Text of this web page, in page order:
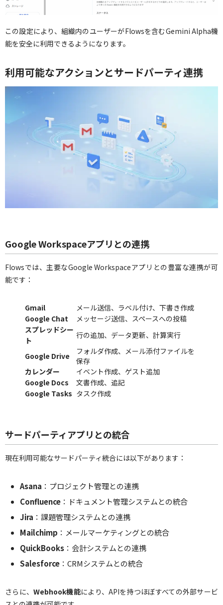
この設定により、組織内のユーザーがFlowsを含むGemini Alpha機
能を安全に利用できるようになります。
利用可能なアクションとサードパーティ連携
Google Workspaceアプリとの連携
Flowsでは、主要なGoogle Workspaceアプリとの豊富な連携が可
能です：
Gmail
メール送信、ラベル付け、下書き作成
Google Chat
メッセージ送信、スペースへの投稿
スプレッドシー
ト
行の追加、データ更新、計算実行
Google Drive
フォルダ作成、メール添付ファイルを
保存
カレンダー
イベント作成、ゲスト追加
Google Docs
文書作成、追記
Google Tasks タスク作成
サードパーティアプリとの統合
現在利用可能なサードパーティ統合には以下があります：
Asana ：プロジェクト管理との連携
Confluence ：ドキュメント管理システムとの統合
Jira ：課題管理システムとの連携
Mailchimp ：メールマーケティングとの統合
QuickBooks ：会計システムとの連携
Salesforce ：CRMシステムとの統合
さらに、Webhook機能により、APIを持つほぼすべての外部サービ